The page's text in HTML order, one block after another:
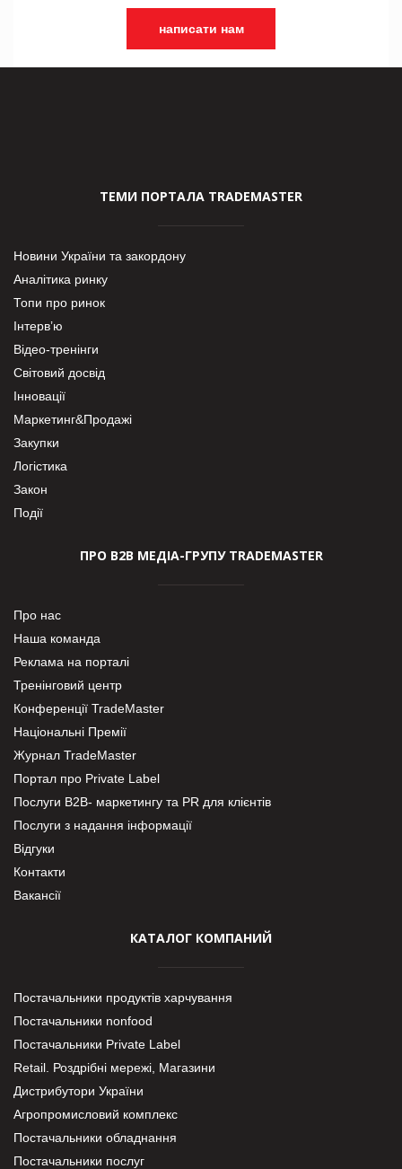
написати нам
ТЕМИ ПОРТАЛА TRADEMASTER
Новини України та закордону
Аналітика ринку
Топи про ринок
Інтерв’ю
Відео-тренінги
Світовий досвід
Інновації
Маркетинг&Продажі
Закупки
Логістика
Закон
Події
ПРО В2В МЕДІА-ГРУПУ TRADEMASTER
Про нас
Наша команда
Реклама на порталі
Тренінговий центр
Конференції TradeMaster
Національні Премії
Журнал TradeMaster
Портал про Private Label
Послуги В2В- маркетингу та PR для клієнтів
Послуги з надання інформації
Відгуки
Контакти
Вакансії
КАТАЛОГ КОМПАНИЙ
Постачальники продуктів харчування
Постачальники nonfood
Постачальники Private Label
Retail. Роздрібні мережі, Магазини
Дистрибутори України
Агропромисловий комплекс
Постачальники обладнання
Постачальники послуг